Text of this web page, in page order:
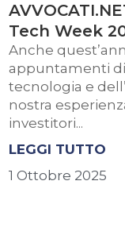
Tech Week
Anche
appuntamenti
tecnologia e
nostra
investitori...
LEGGI TUTTO
1 Ottobre 2025